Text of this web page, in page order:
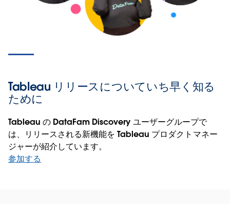
Tableau リリースについていち早く知る
ために
Tableau の DataFam Discovery ユーザーグループで
は、リリースされる新機能を Tableau プロダクトマネー
ジャーが紹介しています。
参加する